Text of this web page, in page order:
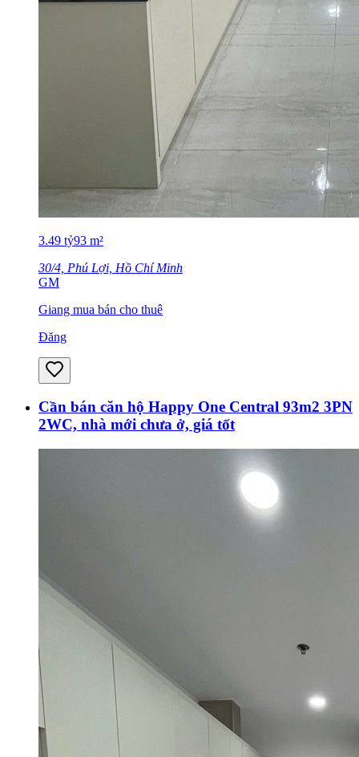
3.49 tỷ93 m²
30/4, Phú Lợi, Hồ Chí Minh
GM
Giang mua bán cho thuê
Đăng
Cần bán căn hộ Happy One Central 93m2 3PN
2WC, nhà mới chưa ở, giá tốt